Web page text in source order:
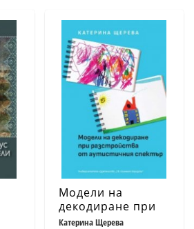
Модели на
декодиране при
разстройства от
Катерина Щерева